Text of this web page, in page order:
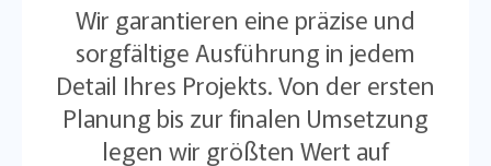
Wir garantieren eine präzise und
sorgfältige Ausführung in jedem
Detail Ihres Projekts. Von der ersten
Planung bis zur finalen Umsetzung
legen wir größten Wert auf